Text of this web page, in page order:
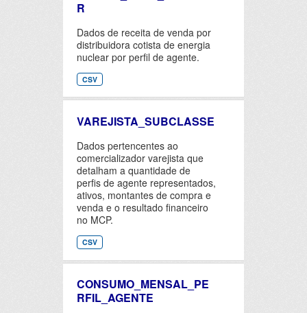
R
Dados de receita de venda por
distribuidora cotista de energia
nuclear por perfil de agente.
CSV
VAREJISTA_SUBCLASSE
Dados pertencentes ao
comercializador varejista que
detalham a quantidade de
perfis de agente representados,
ativos, montantes de compra e
venda e o resultado financeiro
no MCP.
CSV
CONSUMO_MENSAL_PE
RFIL_AGENTE